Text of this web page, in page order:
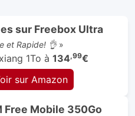
sur Freebox Ultra
et Rapide! 👌»
1To à 134,99€
sur Amazon
Free Mobile 350Go